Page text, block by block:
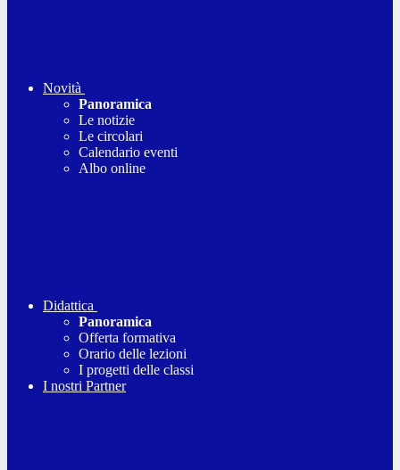
Novità
Panoramica
Le notizie
Le circolari
Calendario eventi
Albo online
Didattica
Panoramica
Offerta formativa
Orario delle lezioni
I progetti delle classi
I nostri Partner